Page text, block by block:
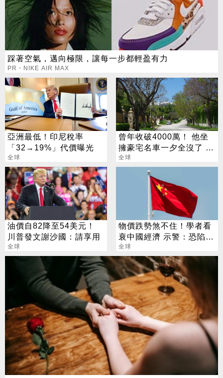
踩著空氣，邁向極限，讓每一步都輕盈有力
PR・NIKE AIR MAX
亞洲最低！印尼稅率
「32→19%」代價曝光
全球
曾年收破4000萬！ 他坐
擁豪宅名車一夕全沒了 卻
喊「比過去更快樂」
全球
油價自82降至54美元！
川普發文謝沙國：請享用
全球
物價跌勢煞不住！學者看
衰中國經濟 示警：恐陷長
期通縮
全球